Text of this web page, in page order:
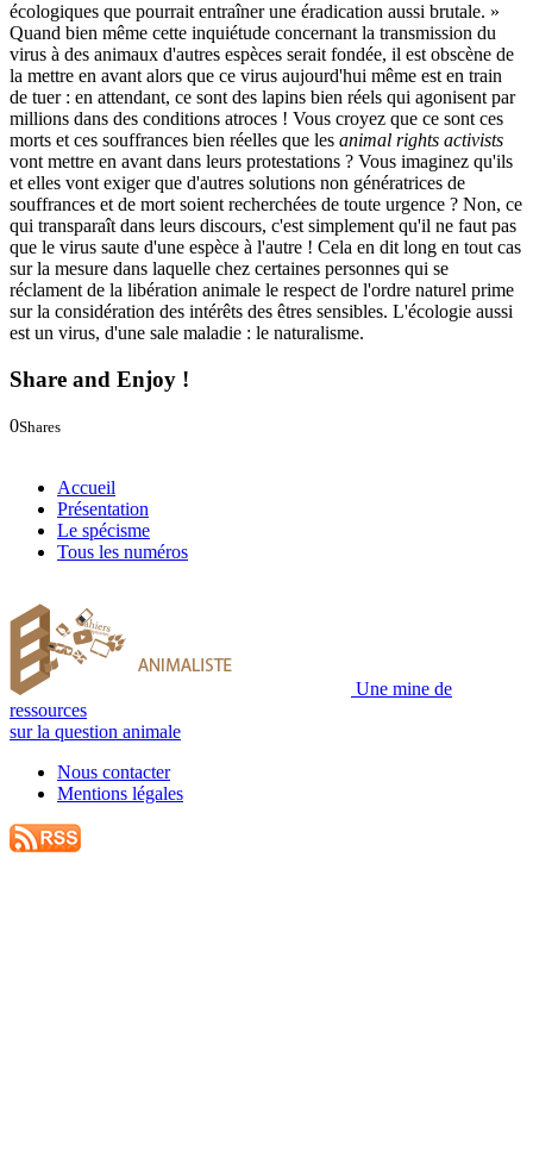
écologiques que pourrait entraîner une éradication aussi brutale. »
Quand bien même cette inquiétude concernant la transmission du
virus à des animaux d'autres espèces serait fondée, il est obscène de
la mettre en avant alors que ce virus aujourd'hui même est en train
de tuer : en attendant, ce sont des lapins bien réels qui agonisent par
millions dans des conditions atroces ! Vous croyez que ce sont ces
morts et ces souffrances bien réelles que les animal rights activists
vont mettre en avant dans leurs protestations ? Vous imaginez qu'ils
et elles vont exiger que d'autres solutions non génératrices de
souffrances et de mort soient recherchées de toute urgence ? Non, ce
qui transparaît dans leurs discours, c'est simplement qu'il ne faut pas
que le virus saute d'une espèce à l'autre ! Cela en dit long en tout cas
sur la mesure dans laquelle chez certaines personnes qui se
réclament de la libération animale le respect de l'ordre naturel prime
sur la considération des intérêts des êtres sensibles. L'écologie aussi
est un virus, d'une sale maladie : le naturalisme.
Share and Enjoy !
0Shares
Accueil
Présentation
Le spécisme
Tous les numéros
Une mine de
ressources
sur la question animale
Nous contacter
Mentions légales